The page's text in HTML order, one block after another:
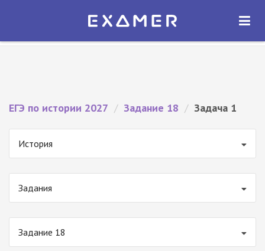
Экзамер — ЕГЭ 2027
ОТКРЫТЬ
ЕГЭ по истории 2027 / Задание 18 / Задача 1
История
Задания
Задание 18